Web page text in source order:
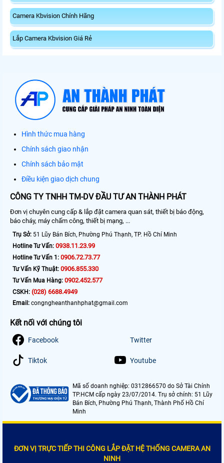
Camera Kbvision Chính Hãng
Lắp Camera Kbvision Giá Rẻ
Hình thức mua hàng
Chính sách giao nhận
Chính sách bảo mật
Điều kiện giao dịch chung
CÔNG TY TNHH TM-DV ĐẦU TƯ AN THÀNH PHÁT
Đơn vị chuyên cung cấp & lắp đặt camera quan sát, thiết bị báo động,
báo cháy, máy chấm công, thiết bị mạng, ...
Trụ Sở: 51 Lũy Bán Bích, Phường Phú Thạnh, TP. Hồ Chí Minh
Hotline Tư Vấn: 0938.11.23.99
Hotline Tư Vấn 1: 0906.72.73.77
Tư Vấn Kỹ Thuật: 0906.855.330
Tư Vấn Mua Hàng: 0902.452.577
CSKH: (028) 6688.4949
Email: congngheanthanhphat@gmail.com
Kết nối với chúng tôi
Facebook Twitter
Tiktok Youtube
Mã số doanh nghiệp: 0312866570 do Sở Tài Chính
TP.HCM cấp ngày 23/07/2014. Trụ sở chính: 51 Lũy
Bán Bích, Phường Phú Thạnh, Thành Phố Hồ Chí
Minh
ĐƠN VỊ TRỰC TIẾP THI CÔNG LẮP ĐẶT HỆ THỐNG CAMERA AN
NINH